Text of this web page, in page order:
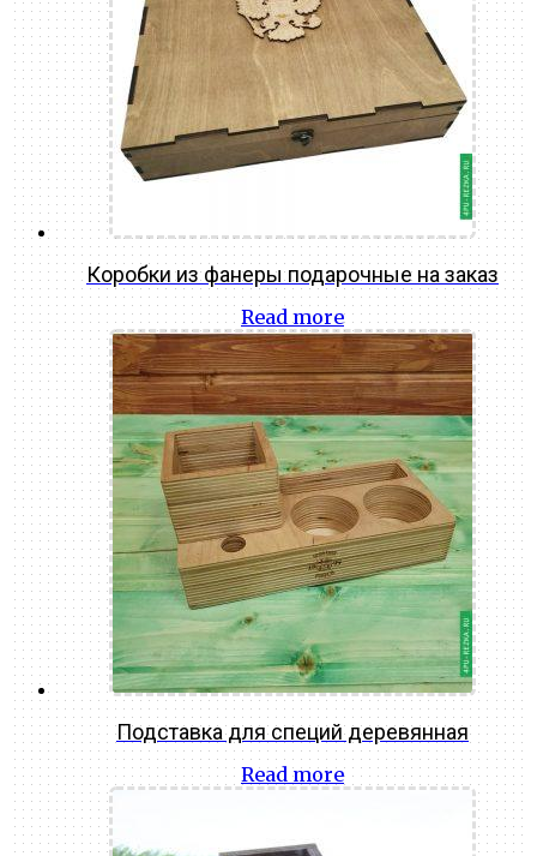
Коробки из фанеры подарочные на заказ
Read more
Подставка для специй деревянная
Read more